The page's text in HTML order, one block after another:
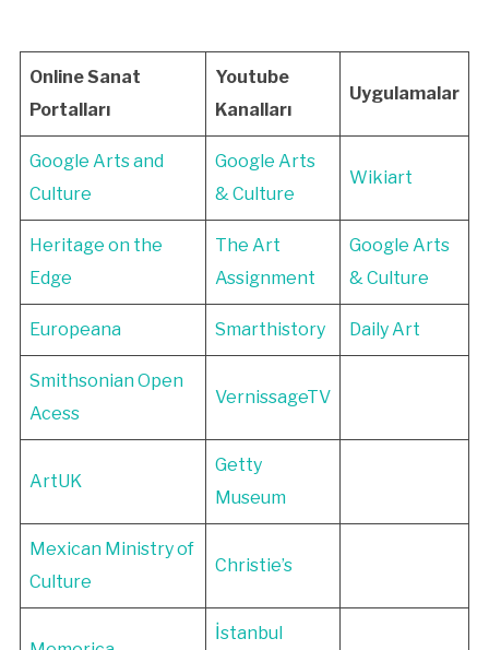
Online Sanat
Portalları
Youtube
Kanalları
Uygulamalar
Google Arts and
Culture
Google Arts
& Culture
Wikiart
Heritage on the
Edge
The Art
Assignment
Google Arts
& Culture
Europeana Smarthistory Daily Art
Smithsonian Open
Acess
VernissageTV
ArtUK
Getty
Museum
Mexican Ministry of
Culture
Christie’s
İstanbul